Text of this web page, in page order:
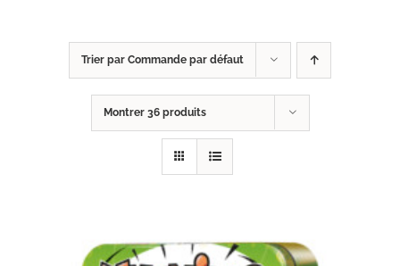
Trier par Commande par défaut
Montrer 36 produits